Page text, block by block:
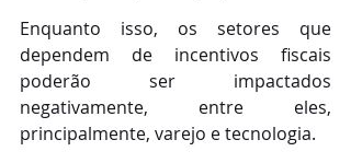
Enquanto isso, os setores que
dependem de incentivos fiscais
poderão ser impactados
negativamente, entre eles,
principalmente, varejo e tecnologia.